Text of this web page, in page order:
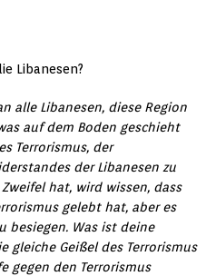
Libanesen?
alle Libanesen, diese Region
auf dem Boden geschieht
Terrorismus, der
der Libanesen zu
hat, wird wissen, dass
gelebt hat, aber es
besiegen. Was ist deine
gleiche Geißel des Terrorismus
gegen den Terrorismus